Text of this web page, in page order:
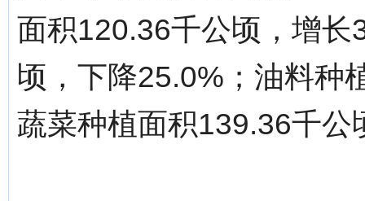
面积120.36千公顷，增
顷，下降25.0%；油料种
蔬菜种植面积139.36千公